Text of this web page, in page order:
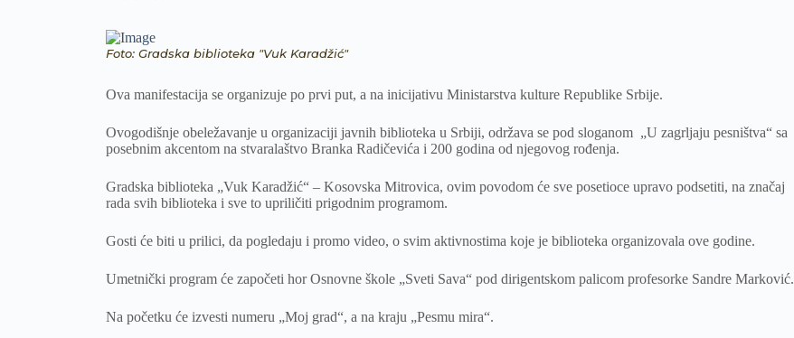
Foto: Gradska biblioteka "Vuk Karadžić"
Ova manifestacija se organizuje po prvi put, a na inicijativu Ministarstva kulture Republike Srbije.
Ovogodišnje obeležavanje u organizaciji javnih biblioteka u Srbiji, održava se pod sloganom „U zagrljaju pesništva“ sa
posebnim akcentom na stvaralaštvo Branka Radičevića i 200 godina od njegovog rođenja.
Gradska biblioteka „Vuk Karadžić“ – Kosovska Mitrovica, ovim povodom će sve posetioce upravo podsetiti, na značaj
rada svih biblioteka i sve to upriličiti prigodnim programom.
Gosti će biti u prilici, da pogledaju i promo video, o svim aktivnostima koje je biblioteka organizovala ove godine.
Umetnički program će započeti hor Osnovne škole „Sveti Sava“ pod dirigentskom palicom profesorke Sandre Marković.
Na početku će izvesti numeru „Moj grad“, a na kraju „Pesmu mira“.